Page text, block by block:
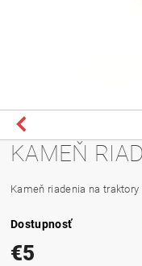
KAMEŇ
Kameň riadenia na traktory
Dostupnosť
€5